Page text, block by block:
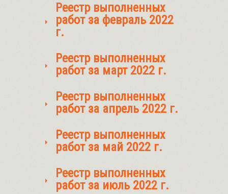
Реестр выполненных
работ за февраль 2022
г.
Реестр выполненных
работ за март 2022 г.
Реестр выполненных
работ за апрель 2022 г.
Реестр выполненных
работ за май 2022 г.
Реестр выполненных
работ за июль 2022 г.